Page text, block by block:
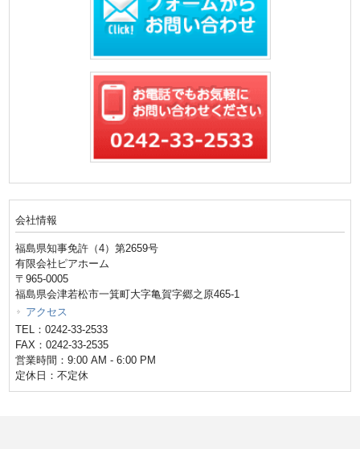
会社情報
福島県知事免許（4）第2659号
有限会社ピアホーム
〒965-0005
福島県会津若松市一箕町大字亀賀字郷之原465-1
アクセス
TEL：0242-33-2533
FAX：0242-33-2535
営業時間：9:00 AM - 6:00 PM
定休日：不定休